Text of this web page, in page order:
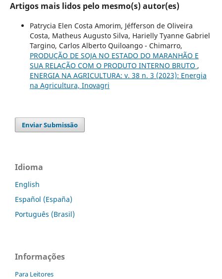
Artigos mais lidos pelo mesmo(s) autor(es)
Patrycia Elen Costa Amorim, Jéfferson de Oliveira
Costa, Matheus Augusto Silva, Harielly Tyanne Gabriel
Targino, Carlos Alberto Quiloango - Chimarro,
PRODUÇÃO DE SOJA NO ESTADO DO MARANHÃO E
SUA RELAÇÃO COM O PRODUTO INTERNO BRUTO ,
ENERGIA NA AGRICULTURA: v. 38 n. 3 (2023): Energia
na Agricultura, Inovagri
Enviar Submissão
Idioma
English
Español (España)
Português (Brasil)
Informações
Para Leitores